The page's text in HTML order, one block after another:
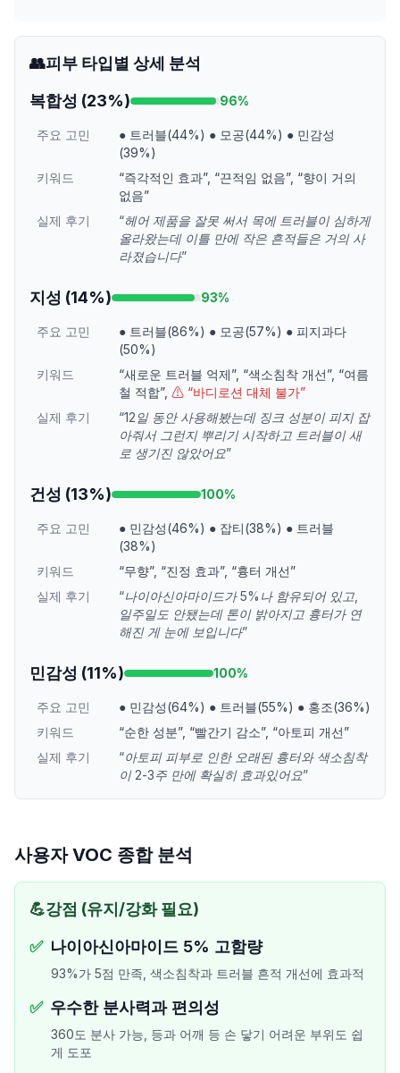
👥피부 타입별 상세 분석
복합성 (23%) 96%
주요 고민 ● 트러블(44%) ● 모공(44%) ● 민감성
(39%)
키워드
“즉각적인 효과”, “끈적임 없음”, “향이 거의
없음”
실제 후기
“헤어 제품을 잘못 써서 목에 트러블이 심하게
올라왔는데 이틀 만에 작은 흔적들은 거의 사
라졌습니다”
지성 (14%) 93%
주요 고민 ● 트러블(86%) ● 모공(57%) ● 피지과다
(50%)
키워드
“새로운 트러블 억제”, “색소침착 개선”, “여름
철 적합”, ⚠ “바디로션 대체 불가”
실제 후기
“12일 동안 사용해봤는데 징크 성분이 피지 잡
아줘서 그런지 뿌리기 시작하고 트러블이 새
로 생기진 않았어요”
건성 (13%) 100%
주요 고민 ● 민감성(46%) ● 잡티(38%) ● 트러블
(38%)
키워드
“무향”, “진정 효과”, “흉터 개선”
실제 후기
“나이아신아마이드가 5%나 함유되어 있고,
일주일도 안됐는데 톤이 밝아지고 흉터가 연
해진 게 눈에 보입니다”
민감성 (11%) 100%
주요 고민 ● 민감성(64%) ● 트러블(55%) ● 홍조(36%)
키워드
“순한 성분”, “빨간기 감소”, “아토피 개선”
실제 후기
“아토피 피부로 인한 오래된 흉터와 색소침착
이 2-3주 만에 확실히 효과있어요”
사용자 VOC 종합 분석
💪강점 (유지/강화 필요)
✅ 나이아신아마이드 5% 고함량
93%가 5점 만족, 색소침착과 트러블 흔적 개선에 효과적
✅ 우수한 분사력과 편의성
360도 분사 가능, 등과 어깨 등 손 닿기 어려운 부위도 쉽
게 도포